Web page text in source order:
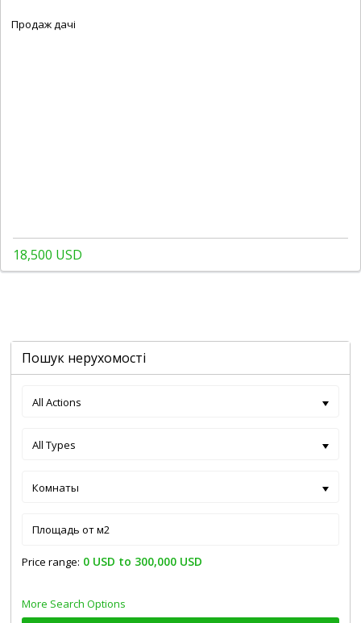
Продаж дачі
18,500 USD
Пошук нерухомості
All Actions
All Types
Комнаты
Price range: 0 USD to 300,000 USD
More Search Options